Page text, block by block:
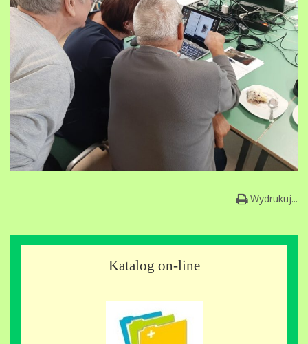
Wydrukuj...
Katalog on-line